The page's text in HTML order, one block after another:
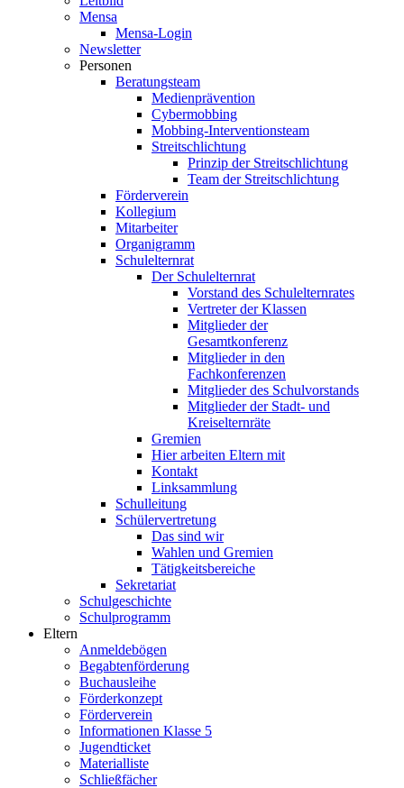
Mensa
Mensa-Login
Newsletter
Personen
Beratungsteam
Medienprävention
Cybermobbing
Mobbing-Interventionsteam
Streitschlichtung
Prinzip der Streitschlichtung
Team der Streitschlichtung
Förderverein
Kollegium
Mitarbeiter
Organigramm
Schulelternrat
Der Schulelternrat
Vorstand des Schulelternrates
Vertreter der Klassen
Mitglieder der
Gesamtkonferenz
Mitglieder in den
Fachkonferenzen
Mitglieder des Schulvorstands
Mitglieder der Stadt- und
Kreiselternräte
Gremien
Hier arbeiten Eltern mit
Kontakt
Linksammlung
Schulleitung
Schülervertretung
Das sind wir
Wahlen und Gremien
Tätigkeitsbereiche
Sekretariat
Schulgeschichte
Schulprogramm
Eltern
Anmeldebögen
Begabtenförderung
Buchausleihe
Förderkonzept
Förderverein
Informationen Klasse 5
Jugendticket
Materialliste
Schließfächer